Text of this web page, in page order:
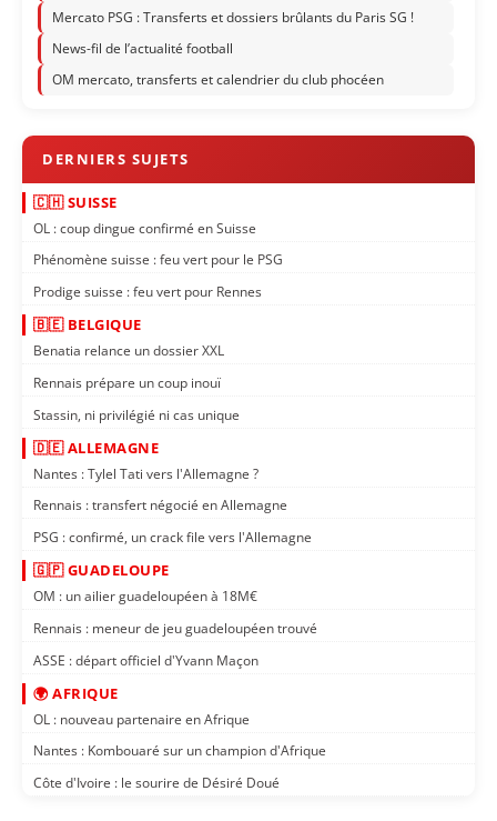
Mercato PSG : Transferts et dossiers brûlants du Paris SG !
News-fil de l’actualité football
OM mercato, transferts et calendrier du club phocéen
🇨🇭 SUISSE
OL : coup dingue confirmé en Suisse
Phénomène suisse : feu vert pour le PSG
Prodige suisse : feu vert pour Rennes
🇧🇪 BELGIQUE
Benatia relance un dossier XXL
Rennais prépare un coup inouï
Stassin, ni privilégié ni cas unique
🇩🇪 ALLEMAGNE
Nantes : Tylel Tati vers l'Allemagne ?
Rennais : transfert négocié en Allemagne
PSG : confirmé, un crack file vers l'Allemagne
🇬🇵 GUADELOUPE
OM : un ailier guadeloupéen à 18M€
Rennais : meneur de jeu guadeloupéen trouvé
ASSE : départ officiel d'Yvann Maçon
🌍 AFRIQUE
OL : nouveau partenaire en Afrique
Nantes : Kombouaré sur un champion d'Afrique
Côte d'Ivoire : le sourire de Désiré Doué